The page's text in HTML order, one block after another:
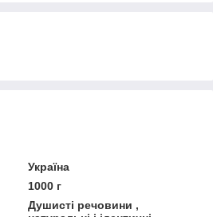
Україна
1000 г
Душисті речовини ,